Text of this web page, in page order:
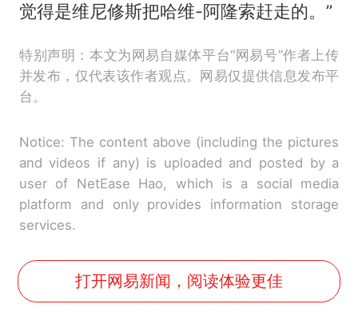
觉得是维尼修斯把哈维-阿隆索赶走的。”
特别声明：本文为网易自媒体平台“网易号”作者上传
并发布，仅代表该作者观点。网易仅提供信息发布平
台。
Notice: The content above (including the pictures
and videos if any) is uploaded and posted by a
user of NetEase Hao, which is a social media
platform and only provides information storage
services.
打开网易新闻，阅读体验更佳